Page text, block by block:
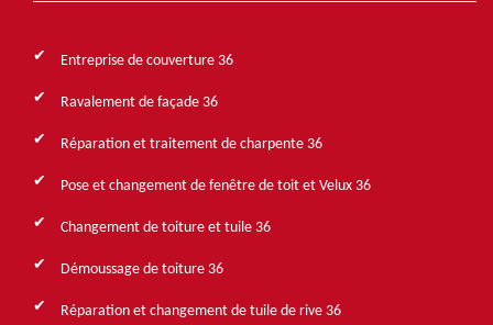
Entreprise de couverture 36
Ravalement de façade 36
Réparation et traitement de charpente 36
Pose et changement de fenêtre de toit et Velux 36
Changement de toiture et tuile 36
Démoussage de toiture 36
Réparation et changement de tuile de rive 36